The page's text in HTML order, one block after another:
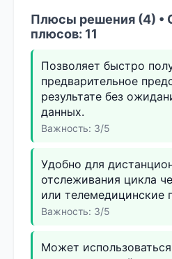
Плюсы решения (4) •
плюсов: 11
Позволяет быстро
предварительное
результате без
данных.
Важность: 3/5
Удобно для
отслеживания цикла
или телемедицинские
Важность: 3/5
Может